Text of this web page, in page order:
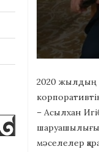
2020 жылдың
– Асылхан
мәселелер